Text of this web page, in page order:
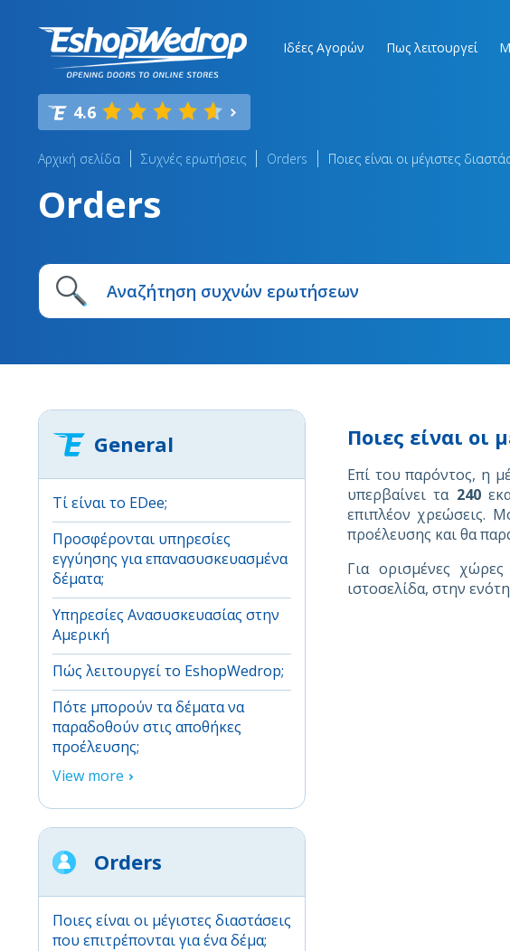
Ιδέες Αγορών Πως λειτουργεί
4.6
Αρχική σελίδα Συχνές ερωτήσεις Orders Ποιες είναι οι μέγιστες
Orders
Ποιες είναι οι
Επί του παρόντος, η
υπερβαίνει τα 240
επιπλέον χρεώσεις.
προέλευσης και θα
Για ορισμένες
ιστοσελίδα, στην
General
Τί είναι το EDee;
Προσφέρονται υπηρεσίες
εγγύησης για επανασυσκευασμένα
δέματα;
Υπηρεσίες Aνασυσκευασίας στην
Αμερική
Πώς λειτουργεί το EshopWedrop;
Πότε μπορούν τα δέματα να
παραδοθούν στις αποθήκες
προέλευσης;
View more
Orders
Ποιες είναι οι μέγιστες διαστάσεις
που επιτρέπονται για ένα δέμα;